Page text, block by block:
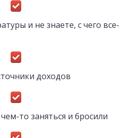
и не знаете, с чего все-
доходов
то заняться и бросили